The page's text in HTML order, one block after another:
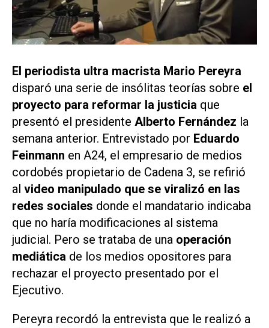
El periodista ultra macrista Mario Pereyra
disparó una serie de insólitas teorías sobre el
proyecto para reformar la justicia que
presentó el presidente Alberto Fernández la
semana anterior. Entrevistado por Eduardo
Feinmann en A24, el empresario de medios
cordobés propietario de Cadena 3, se refirió
al video manipulado que se viralizó en las
redes sociales donde el mandatario indicaba
que no haría modificaciones al sistema
judicial. Pero se trataba de una operación
mediática de los medios opositores para
rechazar el proyecto presentado por el
Ejecutivo.
Pereyra recordó la entrevista que le realizó a